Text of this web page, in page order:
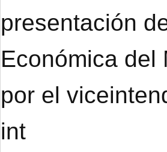
presentación
Económica del
por el
int